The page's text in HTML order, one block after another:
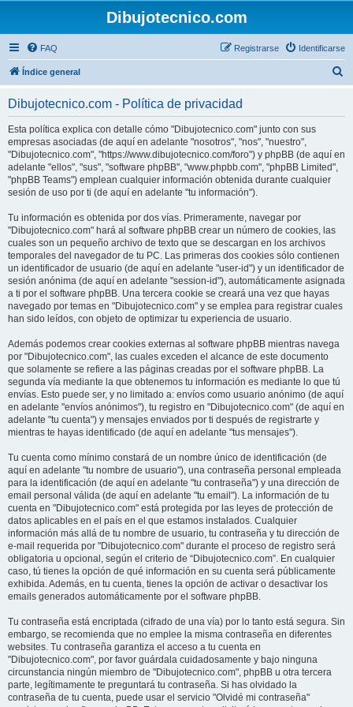
Dibujotecnico.com
FAQ Identificarse
Registrarse
Índice general
Dibujotecnico.com - Política de privacidad
Esta política explica con detalle cómo "Dibujotecnico.com" junto con sus
empresas asociadas (de aquí en adelante "nosotros", "nos", "nuestro",
"Dibujotecnico.com", "https://www.dibujotecnico.com/foro") y phpBB (de aquí en
adelante "ellos", "sus", "software phpBB", "www.phpbb.com", "phpBB Limited",
"phpBB Teams") emplean cualquier información obtenida durante cualquier
sesión de uso por ti (de aquí en adelante "tu información").
Tu información es obtenida por dos vías. Primeramente, navegar por
"Dibujotecnico.com" hará al software phpBB crear un número de cookies, las
cuales son un pequeño archivo de texto que se descargan en los archivos
temporales del navegador de tu PC. Las primeras dos cookies sólo contienen
un identificador de usuario (de aquí en adelante "user-id") y un identificador de
sesión anónima (de aquí en adelante "session-id"), automáticamente asignada
a ti por el software phpBB. Una tercera cookie se creará una vez que hayas
navegado por temas en "Dibujotecnico.com" y se emplea para registrar cuales
han sido leídos, con objeto de optimizar tu experiencia de usuario.
Además podemos crear cookies externas al software phpBB mientras navega
por "Dibujotecnico.com", las cuales exceden el alcance de este documento
que solamente se refiere a las páginas creadas por el software phpBB. La
segunda vía mediante la que obtenemos tu información es mediante lo que tú
envías. Esto puede ser, y no limitado a: envíos como usuario anónimo (de aquí
en adelante "envíos anónimos"), tu registro en "Dibujotecnico.com" (de aquí en
adelante "tu cuenta") y mensajes enviados por ti después de registrarte y
mientras te hayas identificado (de aquí en adelante "tus mensajes").
Tu cuenta como mínimo constará de un nombre único de identificación (de
aquí en adelante "tu nombre de usuario"), una contraseña personal empleada
para la identificación (de aquí en adelante "tu contraseña") y una dirección de
email personal válida (de aquí en adelante "tu email"). La información de tu
cuenta en "Dibujotecnico.com" está protegida por las leyes de protección de
datos aplicables en el país en el que estamos instalados. Cualquier
información más allá de tu nombre de usuario, tu contraseña y tu dirección de
e-mail requerida por "Dibujotecnico.com" durante el proceso de registro será
obligatoria u opcional, según el criterio de “Dibujotecnico.com”. En cualquier
caso, tú tienes la opción de qué información en su cuenta será públicamente
exhibida. Además, en tu cuenta, tienes la opción de activar o desactivar los
emails generados automáticamente por el software phpBB.
Tu contraseña está encriptada (cifrado de una vía) por lo tanto está segura. Sin
embargo, se recomienda que no emplee la misma contraseña en diferentes
websites. Tu contraseña garantiza el acceso a tu cuenta en
"Dibujotecnico.com", por favor guárdala cuidadosamente y bajo ninguna
circunstancia ningún miembro de "Dibujotecnico.com", phpBB u otra tercera
parte, legítimamente te preguntará tu contraseña. Si has olvidado la
contraseña de tu cuenta, puede usar el servicio "Olvidé mi contraseña"